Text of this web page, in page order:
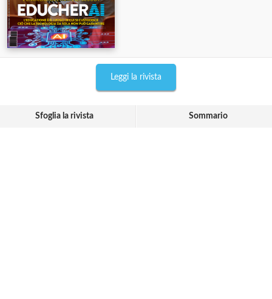
Leggi la rivista
Sfoglia la rivista Sommario